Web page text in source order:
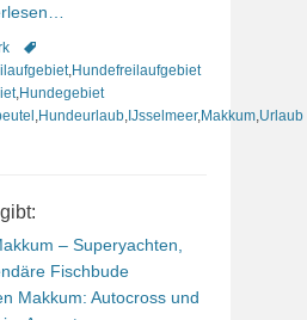
Schlagworte
, Hundefreilaufgebiet
, Hundegebiet
Hundeurlaub IJsselmeer, Makkum Urlaub
– Superyachten,
Fischbude
Makkum: Autocross und